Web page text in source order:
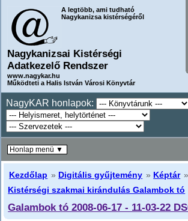
A legtöbb, ami tudható
Nagykanizsa kistérségéről
Nagykanizsai Kistérségi
Adatkezelő Rendszer
www.nagykar.hu
Működteti a Halis István Városi Könyvtár
NagyKAR honlapok:
Kezdőlap » Digitális gyűjtemény » Képtár
Kistérségi szakmai kirándulás Galambok tó
Galambok tó 2008-06-17 - 11-03-22
Honlap menü ▼